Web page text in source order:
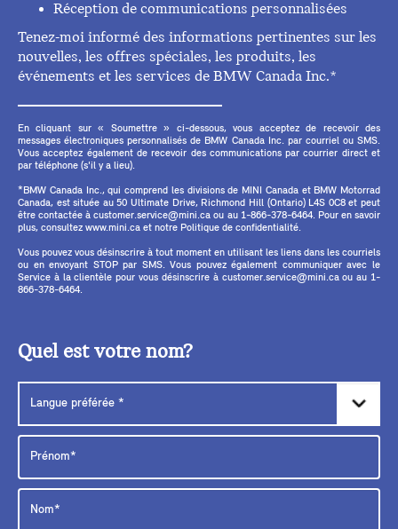
Réception de communications personnalisées
Tenez-moi informé des informations pertinentes sur les
nouvelles, les offres spéciales, les produits, les
événements et les services de BMW Canada Inc.*
En cliquant sur « Soumettre » ci-dessous, vous acceptez de recevoir des
messages électroniques personnalisés de BMW Canada Inc. par courriel ou SMS.
Vous acceptez également de recevoir des communications par courrier direct et
par téléphone (s'il y a lieu).
*BMW Canada Inc., qui comprend les divisions de MINI Canada et BMW Motorrad
Canada, est située au 50 Ultimate Drive, Richmond Hill (Ontario) L4S 0C8 et peut
être contactée à customer.service@mini.ca ou au 1-866-378-6464. Pour en savoir
plus, consultez www.mini.ca et notre Politique de confidentialité.
Vous pouvez vous désinscrire à tout moment en utilisant les liens dans les courriels
ou en envoyant STOP par SMS. Vous pouvez également communiquer avec le
Service à la clientèle pour vous désinscrire à customer.service@mini.ca ou au 1-
866-378-6464.
Quel est votre nom?